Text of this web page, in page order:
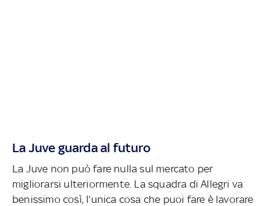
La Juve guarda al futuro
La Juve non può fare nulla sul mercato per
migliorarsi ulteriormente. La squadra di Allegri va
benissimo così, l’unica cosa che puoi fare è lavorare